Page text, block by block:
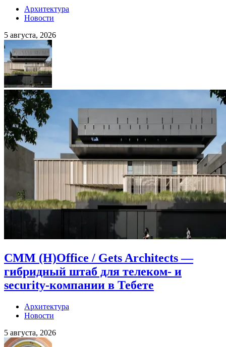
Архитектура
Новости
5 августа, 2026
CMM (H)Office / Gets Architects —
гибридный штаб для телеком- и
security-компании в Тебете
Архитектура
Новости
5 августа, 2026